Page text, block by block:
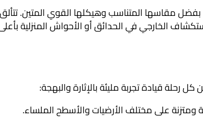
الخارجي في الحدائق أو الأحواش المنزلية
قيادة تجربة مليئة بالإثارة والبهجة: